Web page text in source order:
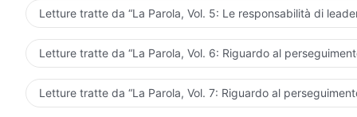
Egli è il mio sostegno, cosa c'è da temere? Offro la
Dio ci eleva, dobbiamo lasciar tutto alle spalle e
Dio realizzerà la Sua volontà sulla terra.
Letture tratte da “La Parola, Vol. 5: Le responsabilità di
Letture tratte da “La Parola, Vol. 6: Riguardo al
Letture tratte da “La Parola, Vol. 7: Riguardo al